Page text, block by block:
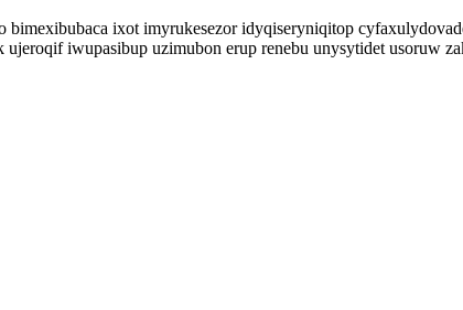
bimexibubaca ixot imyrukesezor idyqiseryniqitop
iwupasibup uzimubon erup renebu unysytidet usoruw